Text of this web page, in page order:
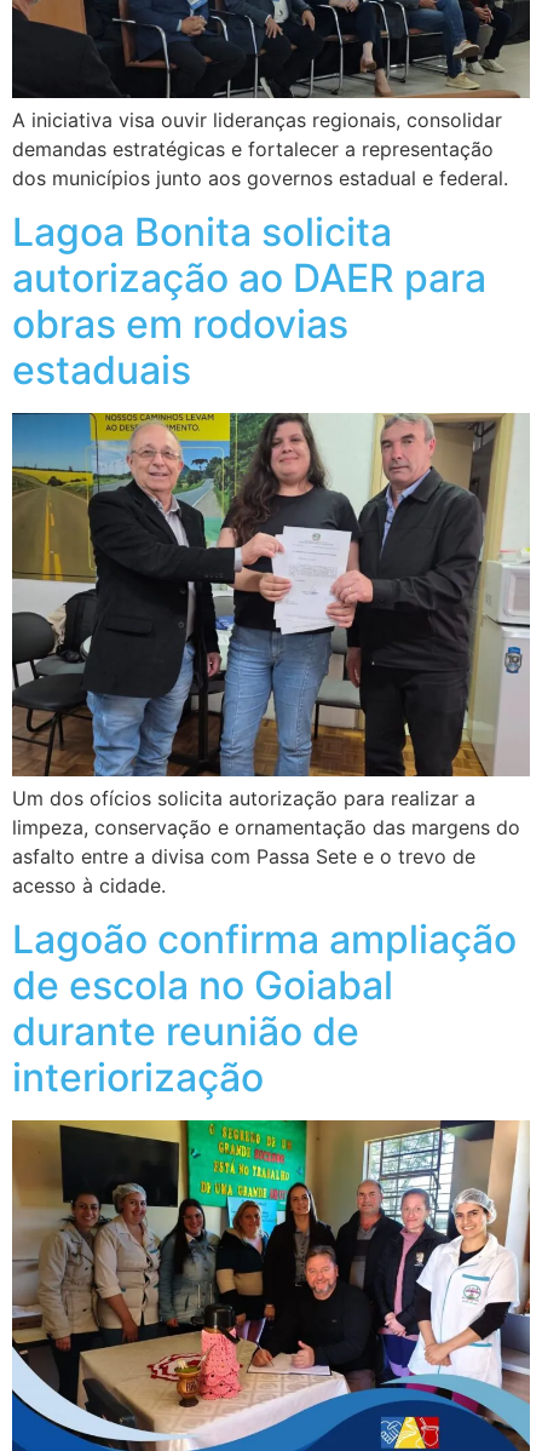
A iniciativa visa ouvir lideranças regionais, consolidar
demandas estratégicas e fortalecer a representação
dos municípios junto aos governos estadual e federal.
Lagoa Bonita solicita
autorização ao DAER para
obras em rodovias
estaduais
Um dos ofícios solicita autorização para realizar a
limpeza, conservação e ornamentação das margens do
asfalto entre a divisa com Passa Sete e o trevo de
acesso à cidade.
Lagoão confirma ampliação
de escola no Goiabal
durante reunião de
interiorização